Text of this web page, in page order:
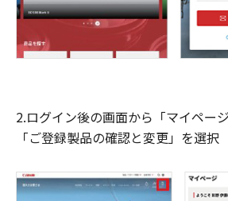
2.ログイン後の画面から「マイページ
「ご登録製品の確認と変更」を選択